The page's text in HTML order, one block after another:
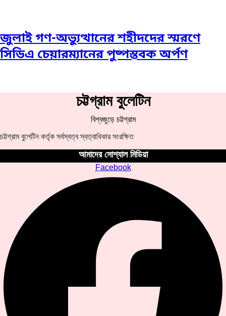
জুলাই গণ-অভ্যুত্থানের শহীদদের স্মরণে
সিডিএ চেয়ারম্যানের পুষ্পস্তবক অর্পণ
চট্টগ্রাম বুলেটিন
বিশ্বজুড়ে চট্টগ্রাম
চট্টগ্রাম বুলেটিন কর্তৃক সর্বস্বত্ব স্বত্বাধিকার সংরক্ষিত
আমাদের সোশ্যাল মিডিয়া
Facebook